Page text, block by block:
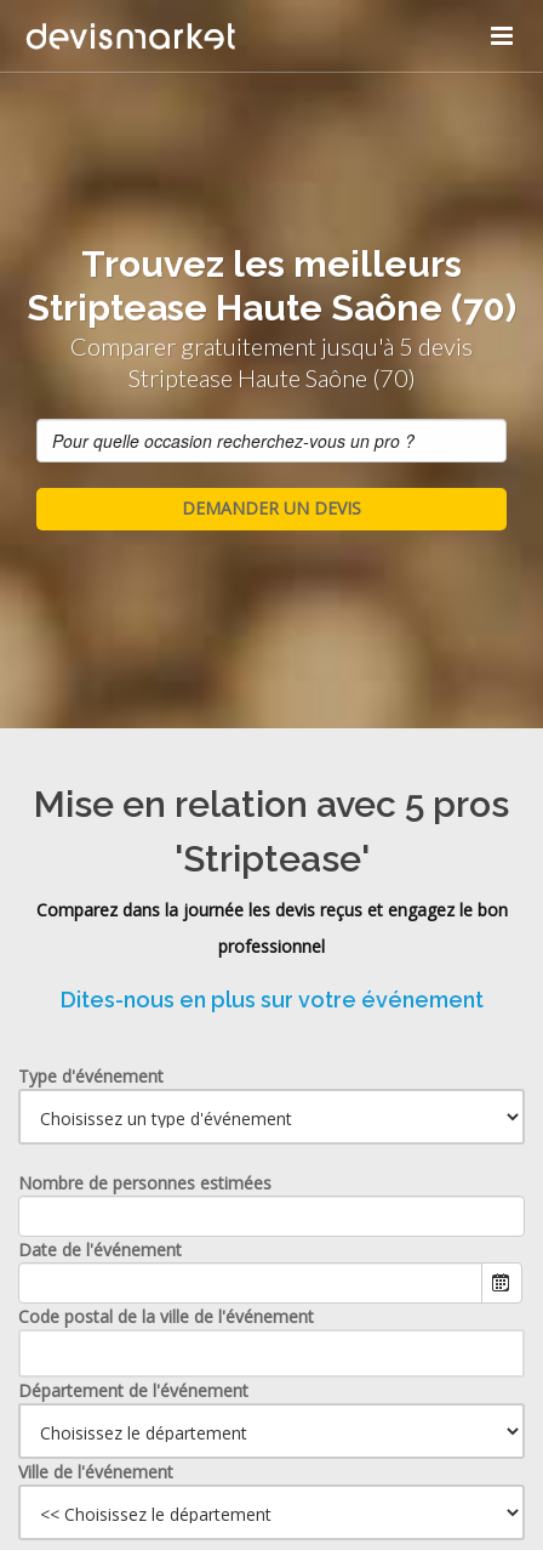
Trouvez les meilleurs
Striptease Haute Saône (70)
Comparer gratuitement jusqu'à 5 devis
Striptease Haute Saône (70)
Mise en relation avec 5 pros
'Striptease'
Comparez dans la journée les devis reçus et engagez le bon
professionnel
Dites-nous en plus sur votre événement
Type d'événement
Nombre de personnes estimées
Date de l'événement
Code postal de la ville de l'événement
Département de l'événement
Ville de l'événement